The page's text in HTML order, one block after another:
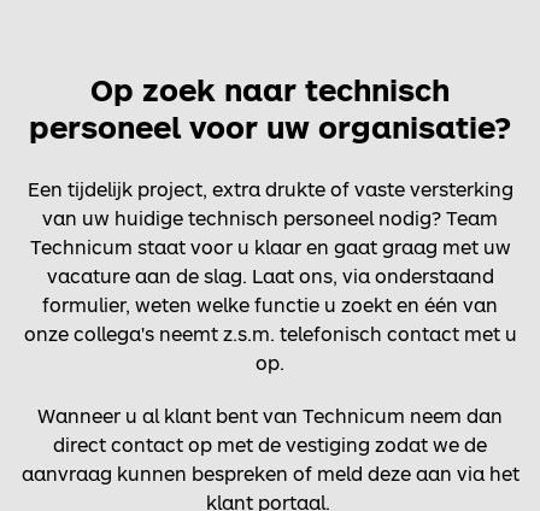
Op zoek naar technisch
personeel voor uw organisatie?
Een tijdelijk project, extra drukte of vaste versterking
van uw huidige technisch personeel nodig? Team
Technicum staat voor u klaar en gaat graag met uw
vacature aan de slag. Laat ons, via onderstaand
formulier, weten welke functie u zoekt en één van
onze collega's neemt z.s.m. telefonisch contact met u
op.
Wanneer u al klant bent van Technicum neem dan
direct contact op met de vestiging zodat we de
aanvraag kunnen bespreken of meld deze aan via het
klant portaal.